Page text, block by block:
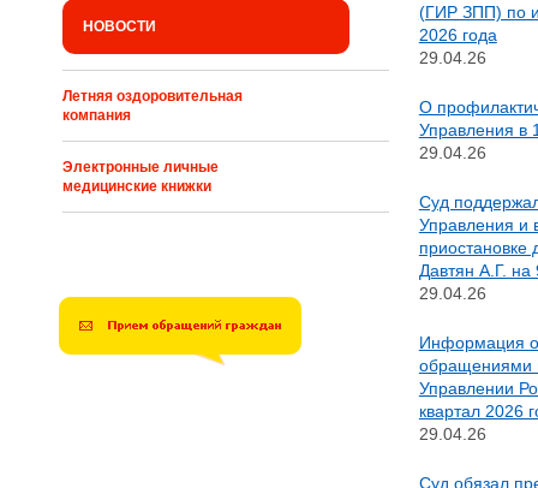
НОВОСТИ
Летняя оздоровительная
компания
Электронные личные
медицинские книжки
(ГИР ЗПП) по
2026 года
29.04.26
О
Управления в
29.04.26
Суд
Управления и
приостановке
Давтян А.Г. на
29.04.26
Информация
обращениями
Управлении
квартал 2026
29.04.26
Суд обязал